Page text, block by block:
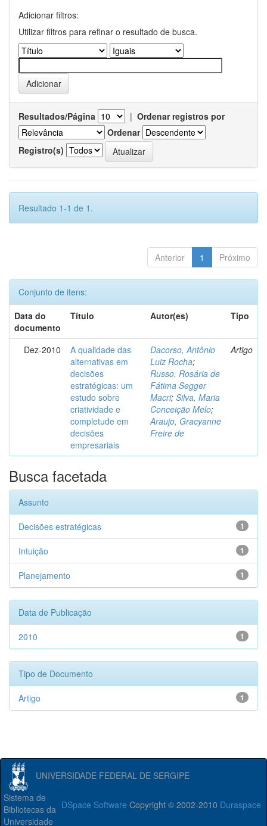
Adicionar filtros:
Utilizar filtros para refinar o resultado de busca.
Resultados/Página | Ordenar registros por
Ordenar
Registro(s)
Resultado 1-1 de 1.
Anterior 1 Próximo
Conjunto de itens:
Data do
documento
Título Autor(es) Tipo
Dez-2010
A qualidade das
alternativas em
decisões
estratégicas: um
estudo sobre
criatividade e
completude em
decisões
empresariais
Dacorso, Antônio
Luiz Rocha;
Russo, Rosária de
Fátima Segger
Macri; Silva, Maria
Conceição Melo;
Araujo, Gracyanne
Freire de
Artigo
Busca facetada
Assunto
1
Decisões estratégicas
1
Intuição
1
Planejamento
Data de Publicação
1
2010
Tipo de Documento
1
Artigo
UNIVERSIDADE FEDERAL DE SERGIPE
DSpace Software Copyright © 2002-2010 Duraspace
Sistema de
Bibliotecas da
Universidade